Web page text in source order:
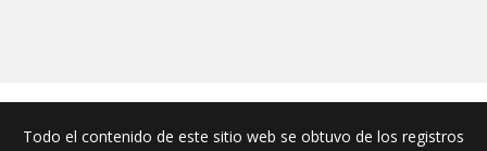
Todo el contenido de este sitio web se obtuvo de los registros